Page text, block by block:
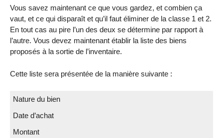
Vous savez maintenant ce que vous gardez, et combien ça
vaut, et ce qui disparaît et qu’il faut éliminer de la classe 1 et 2.
En tout cas au pire l’un des deux se détermine par rapport à
l’autre. Vous devez maintenant établir la liste des biens
proposés à la sortie de l’inventaire.
Cette liste sera présentée de la manière suivante :
Nature du bien
Date d’achat
Montant